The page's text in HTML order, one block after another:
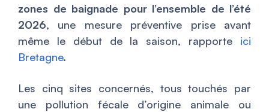
zones de baignade pour l’ensemble de l’été
2026, une mesure préventive prise avant
même le début de la saison, rapporte ici
Bretagne.
Les cinq sites concernés, tous touchés par
une pollution fécale d’origine animale ou